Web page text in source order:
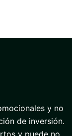
y no
de inversión.
y puede no